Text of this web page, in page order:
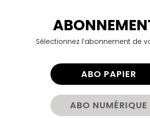
Sélectionnez l’abonnement de
ABO PAPIER
ABO NUMÉRIQUE